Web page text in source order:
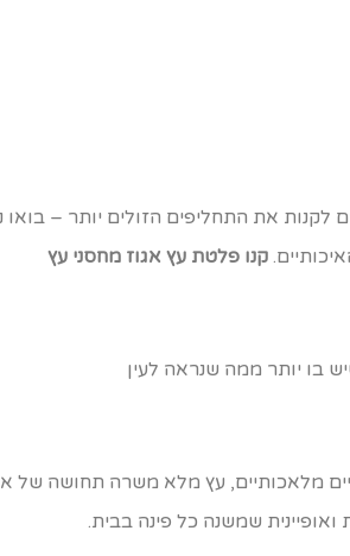
לקנות את התחליפים הזולים יותר –
קנו פלטת עץ אגוז מחסני עץ
בו יותר ממה שנראה לעין
מלאכותיים, עץ מלא משרה תחושה של
ואופיינית שמשנה כל פינה בבית.